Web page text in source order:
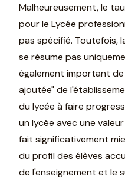
Malheureusement, le
pour le Lycée
pas spécifié. Toutefois,
se résume pas
également important
ajoutée" de
du lycée à faire
un lycée avec une
fait significativement
du profil des élèves
de l'enseignement et le